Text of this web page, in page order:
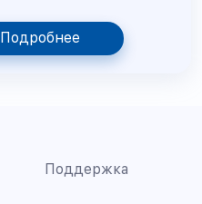
Подробнее
Поддержка